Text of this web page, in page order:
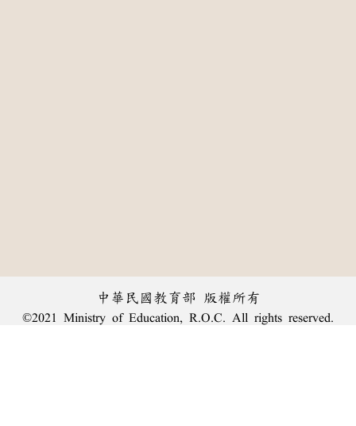
中華民國教育部 版權所有
©2021 Ministry of Education, R.O.C. All rights reserved.